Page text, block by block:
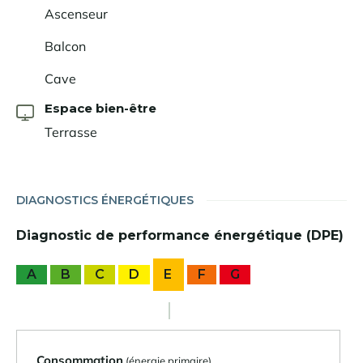
Ascenseur
Balcon
Cave
Espace bien-être
Terrasse
DIAGNOSTICS ÉNERGÉTIQUES
Diagnostic de performance énergétique (DPE)
A B C D E F G